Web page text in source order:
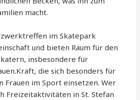
macht.
im Skatepark
und bieten Raum für den
insbesondere für
die sich besonders für
Frauen im Sport einsetzen. Wer
Freizeitaktivitäten in St. Stefan